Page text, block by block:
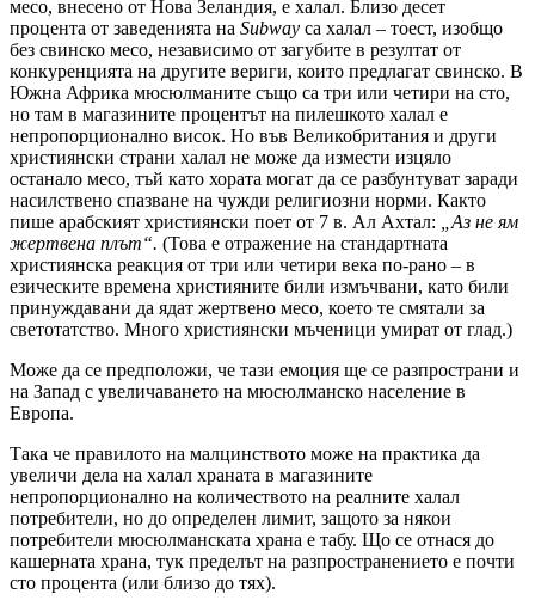
месо, внесено от Нова Зеландия, е халал. Близо десет
процента от заведенията на Subway са халал – тоест, изобщо
без свинско месо, независимо от загубите в резултат от
конкуренцията на другите вериги, които предлагат свинско. В
Южна Африка мюсюлманите също са три или четири на сто,
но там в магазините процентът на пилешкото халал е
непропорционално висок. Но във Великобритания и други
християнски страни халал не може да измести изцяло
останало месо, тъй като хората могат да се разбунтуват заради
насилствено спазване на чужди религиозни норми. Както
пише арабският християнски поет от 7 в. Ал Ахтал: „Аз не ям
жертвена плът“. (Това е отражение на стандартната
християнска реакция от три или четири века по-рано – в
езическите времена християните били измъчвани, като били
принуждавани да ядат жертвено месо, което те смятали за
светотатство. Много християнски мъченици умират от глад.)
Може да се предположи, че тази емоция ще се разпространи и
на Запад с увеличаването на мюсюлманско население в
Европа.
Така че правилото на малцинството може на практика да
увеличи дела на халал храната в магазините
непропорционално на количеството на реалните халал
потребители, но до определен лимит, защото за някои
потребители мюсюлманската храна е табу. Що се отнася до
кашерната храна, тук пределът на разпространението е почти
сто процента (или близо до тях).